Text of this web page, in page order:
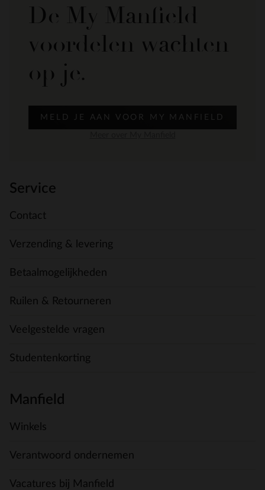
De My Manfield
voordelen wachten
op je.
MELD JE AAN VOOR MY MANFIELD
Service
Contact
Verzending & levering
Betaalmogelijkheden
Ruilen & Retourneren
Veelgestelde vragen
Studentenkorting
Manfield
Winkels
Verantwoord ondernemen
Vacatures bij Manfield